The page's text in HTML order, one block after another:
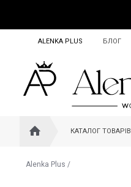
ALENKA PLUS БЛОГ
КАТАЛОГ ТОВАРІВ
Alenka Plus /